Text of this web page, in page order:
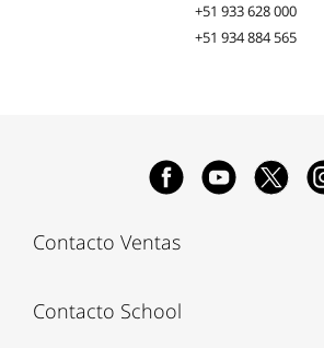
+51 933 628 000
+51 934 884 565
Contacto Ventas
Contacto School